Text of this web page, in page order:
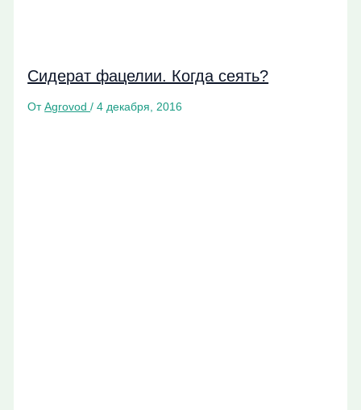
Сидерат фацелии. Когда сеять?
ОтAgrovod/4 декабря, 2016